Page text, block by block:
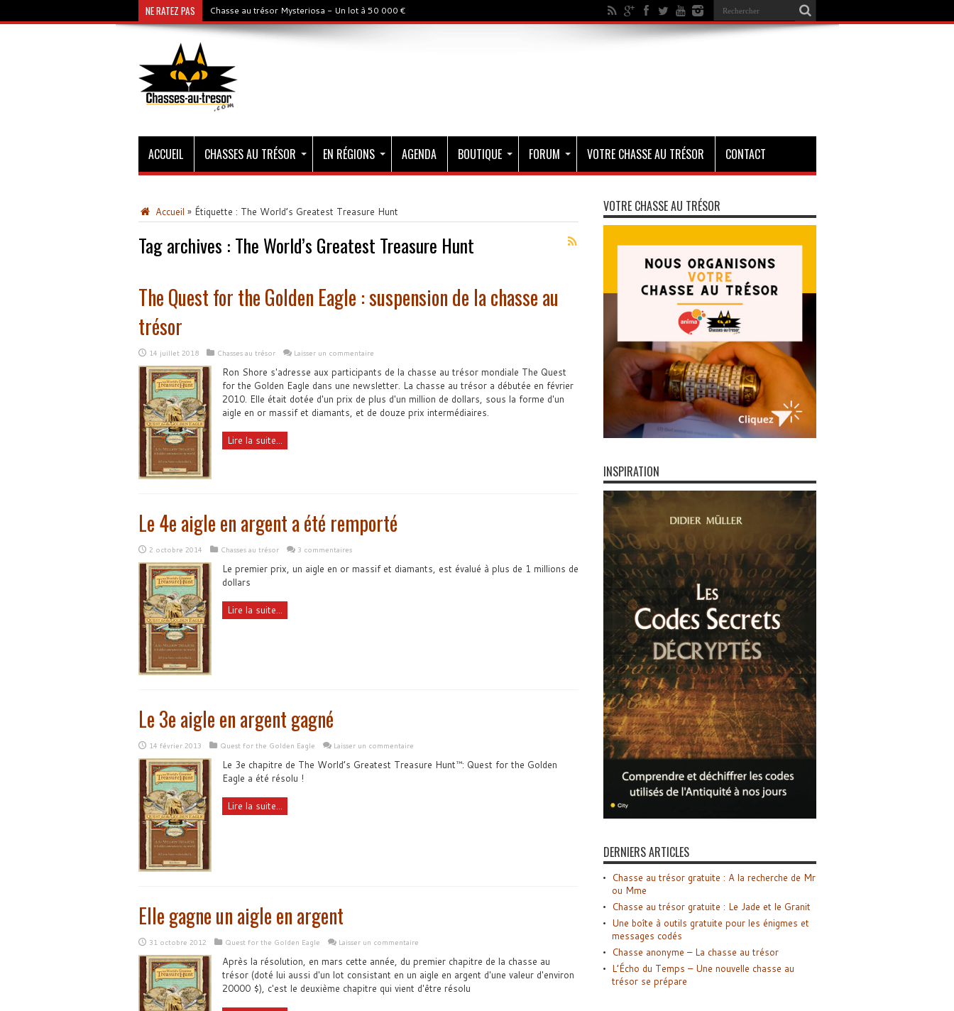
NE RATEZ PAS Chasse au trésor Mysteriosa - Un lot à 50 000 €
ACCUEIL CHASSES AU TRÉSOR EN RÉGIONS AGENDA BOUTIQUE FORUM VOTRE CHASSE AU TRÉSOR CONTACT
Accueil » Étiquette : The World’s Greatest Treasure Hunt
Tag archives : The World’s Greatest Treasure Hunt
The Quest for the Golden Eagle : suspension de la chasse au
trésor
14 juillet 2018 Chasses au trésor Laisser un commentaire
Ron Shore s'adresse aux participants de la chasse au trésor mondiale The Quest
for the Golden Eagle dans une newsletter. La chasse au trésor a débutée en février
2010. Elle était dotée d'un prix de plus d'un million de dollars, sous la forme d'un
aigle en or massif et diamants, et de douze prix intermédiaires.
Lire la suite...
Le 4e aigle en argent a été remporté
2 octobre 2014 Chasses au trésor 3 commentaires
Le premier prix, un aigle en or massif et diamants, est évalué à plus de 1 millions de
dollars
Lire la suite...
Le 3e aigle en argent gagné
14 février 2013 Quest for the Golden Eagle Laisser un commentaire
Le 3e chapitre de The World’s Greatest Treasure Hunt™: Quest for the Golden
Eagle a été résolu !
Lire la suite...
Elle gagne un aigle en argent
31 octobre 2012 Quest for the Golden Eagle Laisser un commentaire
Après la résolution, en mars cette année, du premier chapitre de la chasse au
trésor (doté lui aussi d'un lot consistant en un aigle en argent d'une valeur d'environ
20000 $), c'est le deuxième chapitre qui vient d'être résolu
VOTRE CHASSE AU TRÉSOR
INSPIRATION
DERNIERS ARTICLES
Chasse au trésor gratuite : A la recherche de Mr
ou Mme
Chasse au trésor gratuite : Le Jade et le Granit
Une boîte à outils gratuite pour les énigmes et
messages codés
Chasse anonyme – La chasse au trésor
L’Écho du Temps – Une nouvelle chasse au
trésor se prépare